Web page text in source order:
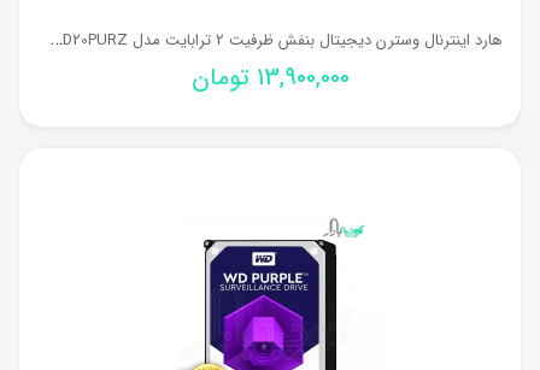
ه
ارد اینترنال وسترن دیجیتال بنفش ظرفیت 2 ترابایت مدل WD20PURZ (اصلی)
13,900,000 تومان